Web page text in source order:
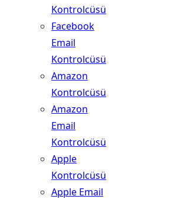
Kontrolcüsü
Facebook
Email
Kontrolcüsü
Amazon
Kontrolcüsü
Amazon
Email
Kontrolcüsü
Apple
Kontrolcüsü
Apple Email